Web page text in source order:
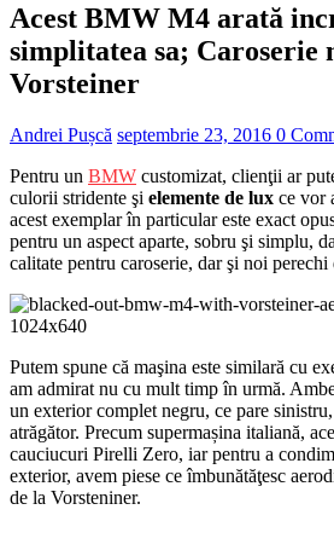
Acest BMW M4 arată
simplitatea sa; Caroserie
Vorsteiner
Andrei Pușcă septembrie 23, 2016 0
Pentru un BMW customizat, clienţii ar
culorii stridente şi elemente de lux ce vor
acest exemplar în particular este exact
pentru un aspect aparte, sobru şi simplu,
calitate pentru caroserie, dar şi noi
Putem spune că maşina este similară cu
am admirat nu cu mult timp în urmă.
un exterior complet negru, ce pare
atrăgător. Precum supermașina italiană,
cauciucuri Pirelli Zero, iar pentru a
exterior, avem piese ce îmbunătăţesc
de la Vorsteniner.